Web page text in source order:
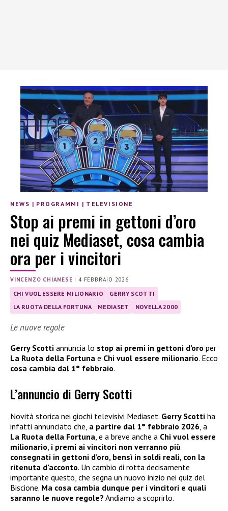
NEWS | PROGRAMMI | TELEVISIONE
Stop ai premi in gettoni d’oro
nei quiz Mediaset, cosa cambia
ora per i vincitori
VINCENZO CHIANESE |4 FEBBRAIO 2026
CHI VUOL ESSERE MILIONARIO
GERRY SCOTTI
LA RUOTA DELLA FORTUNA
MEDIASET NOVELLA 2000
Le nuove regole
Gerry Scotti annuncia lo stop ai premi in gettoni d’oro per
La Ruota della Fortuna e Chi vuol essere milionario. Ecco
cosa cambia dal 1° febbraio.
L’annuncio di Gerry Scotti
Novità storica nei giochi televisivi Mediaset. Gerry Scotti ha
infatti annunciato che, a partire dal 1° febbraio 2026, a
La Ruota della Fortuna, e a breve anche a Chi vuol essere
milionario, i premi ai vincitori non verranno più
consegnati in gettoni d’oro, bensì in soldi reali, con la
ritenuta d’acconto. Un cambio di rotta decisamente
importante questo, che segna un nuovo inizio nei quiz del
Biscione. Ma cosa cambia dunque per i vincitori e quali
saranno le nuove regole? Andiamo a scoprirlo.